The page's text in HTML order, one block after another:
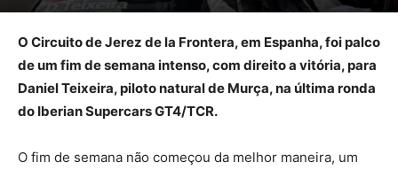
O Circuito de Jerez de la Frontera, em Espanha, foi palco
de um fim de semana intenso, com direito a vitória, para
Daniel Teixeira, piloto natural de Murça, na última ronda
do Iberian Supercars GT4/TCR.
O fim de semana não começou da melhor maneira, um